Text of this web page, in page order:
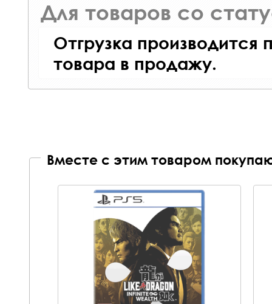
Для товаров со
Отгрузка производится
товара в продажу.
Вместе с этим товаром